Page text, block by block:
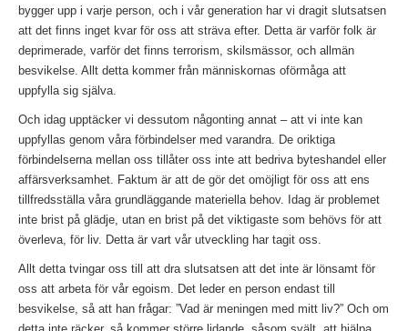
bygger upp i varje person, och i vår generation har vi dragit slutsatsen
att det finns inget kvar för oss att sträva efter. Detta är varför folk är
deprimerade, varför det finns terrorism, skilsmässor, och allmän
besvikelse. Allt detta kommer från människornas oförmåga att
uppfylla sig själva.
Och idag upptäcker vi dessutom någonting annat – att vi inte kan
uppfyllas genom våra förbindelser med varandra. De oriktiga
förbindelserna mellan oss tillåter oss inte att bedriva byteshandel eller
affärsverksamhet. Faktum är att de gör det omöjligt för oss att ens
tillfredsställa våra grundläggande materiella behov. Idag är problemet
inte brist på glädje, utan en brist på det viktigaste som behövs för att
överleva, för liv. Detta är vart vår utveckling har tagit oss.
Allt detta tvingar oss till att dra slutsatsen att det inte är lönsamt för
oss att arbeta för vår egoism. Det leder en person endast till
besvikelse, så att han frågar: ”Vad är meningen med mitt liv?” Och om